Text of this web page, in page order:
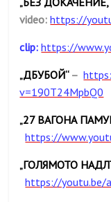
video:https://
clip:https://
„ДБУБОЙ“ –
v=190T24MpbQ0
„27 ВАГОНА
https://
„ГОЛЯМОТО
https://youtu.be/